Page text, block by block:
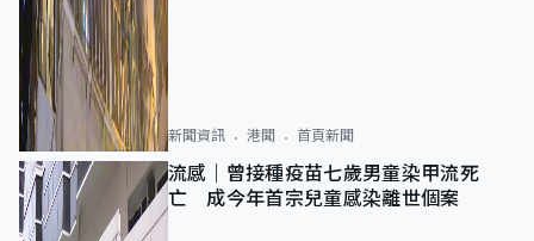
新聞資訊 港聞 首頁新聞
流感｜曾接種疫苗七歲男童染甲流死
亡 成今年首宗兒童感染離世個案